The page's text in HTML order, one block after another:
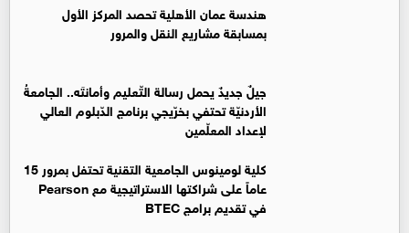
هندسة عمان الأهلية تحصد المركز الأول
بمسابقة مشاريع النقل والمرور
جيلٌ جديدٌ يحمل رسالة التّعليم وأمانتَه.. الجامعةُ
الأردنيّة تحتفي بخرّيجي برنامج الدّبلوم العالي
لإعداد المعلّمين
كلية لومينوس الجامعية التقنية تحتفل بمرور 15
عاماً على شراكتها الاستراتيجية مع Pearson
في تقديم برامج BTEC